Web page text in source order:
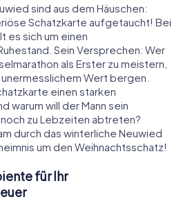
sind aus dem Häuschen:
Schatzkarte aufgetaucht! Bei
es sich um einen
Sein Versprechen: Wer
als Erster zu meistern,
Wert bergen.
einen starken
warum will der Mann sein
zu Lebzeiten abtreten?
durch das winterliche Neuwied
um den Weihnachtsschatz!
für Ihr